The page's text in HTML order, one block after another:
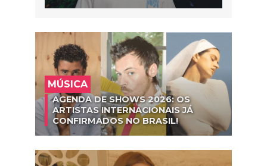
MÚSICA
AGENDA DE SHOWS 2026: OS
ARTISTAS INTERNACIONAIS JÁ
CONFIRMADOS NO BRASIL!